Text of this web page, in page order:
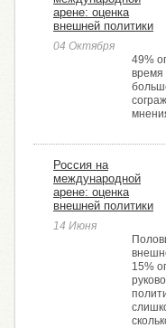
арене: оценка
внешней политики
04 Октября
49%
время
Россия на
международной
арене: оценка
внешней политики
14 Июня
15%